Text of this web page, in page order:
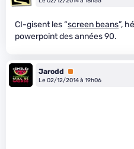
CI-gisent les “screen beans”,
powerpoint des années 90.
Jarodd
Premium
Le 02/12/2014 à 19h06